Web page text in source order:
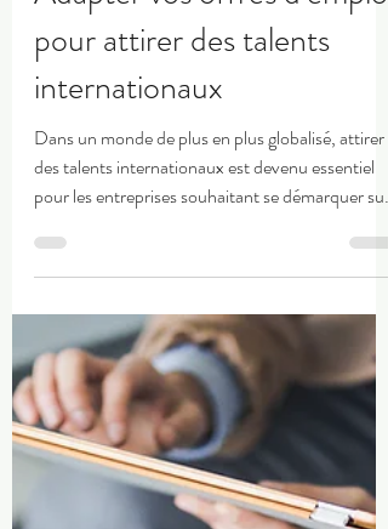
mkt6208
4 juin
4 min de lecture
Adapter vos offres d’emploi
pour attirer des talents
internationaux
Dans un monde de plus en plus globalisé, attirer
le marché concurrentiel. Les compétences et
perspectives diverses qu'apportent les travailleurs
étrangers peuvent enrichir la culture d'entreprise
et améliorer l'innovation.